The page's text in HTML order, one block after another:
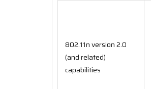
802.11n version 2.0
(and related)
capabilities